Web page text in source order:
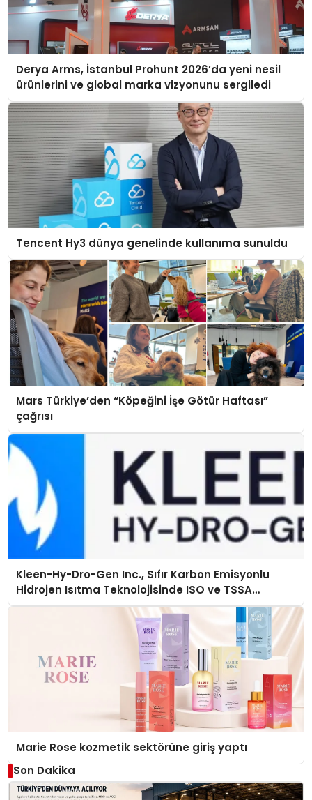
Derya Arms, İstanbul Prohunt 2026’da yeni nesil
ürünlerini ve global marka vizyonunu sergiledi
Tencent Hy3 dünya genelinde kullanıma sunuldu
Mars Türkiye’den “Köpeğini İşe Götür Haftası”
çağrısı
Kleen-Hy-Dro-Gen Inc., Sıfır Karbon Emisyonlu
Hidrojen Isıtma Teknolojisinde ISO ve TSSA
Düzenleyici Onaylarını Aldı
Marie Rose kozmetik sektörüne giriş yaptı
Son Dakika